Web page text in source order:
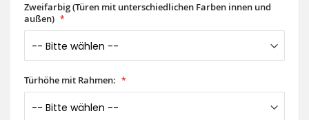
Zweifarbig (Türen mit unterschiedlichen Farben innen und
außen)
Türhöhe mit Rahmen: